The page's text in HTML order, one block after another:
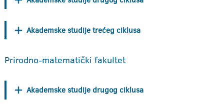
Akademske studije trećeg ciklusa
Prirodno-matematički fakultet
Akademske studije drugog ciklusa